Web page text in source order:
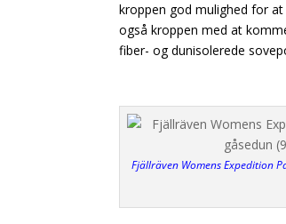
kroppen god mulighed for
også kroppen med at
fiber- og dunisolerede
Fjällräven Womens Expedition